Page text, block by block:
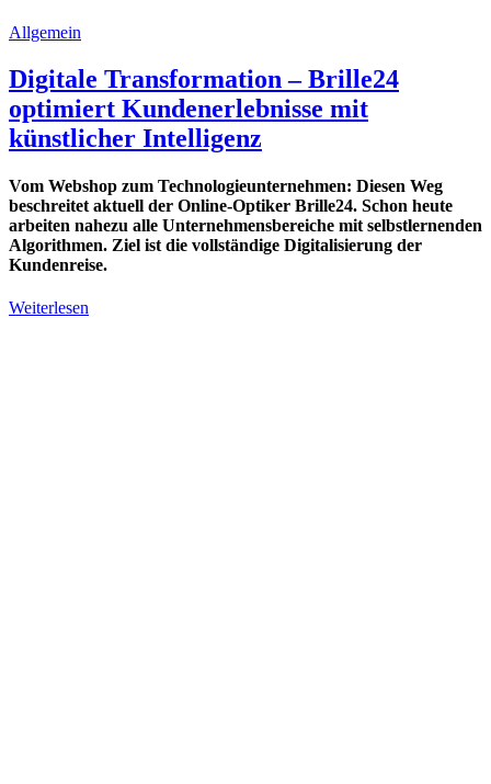
Allgemein
Digitale Transformation – Brille24
optimiert Kundenerlebnisse mit
künstlicher Intelligenz
Vom Webshop zum Technologieunternehmen: Diesen Weg
beschreitet aktuell der Online-Optiker Brille24. Schon heute
arbeiten nahezu alle Unternehmensbereiche mit selbstlernenden
Algorithmen. Ziel ist die vollständige Digitalisierung der
Kundenreise.
Weiterlesen